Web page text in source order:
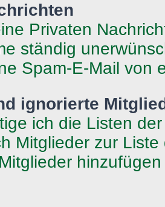
Privaten
ständig
Spam-E-Mail von
ignorierte
ich die Listen
Mitglieder zur